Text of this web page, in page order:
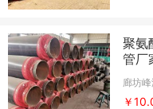
聚氨
管厂
廊坊
￥